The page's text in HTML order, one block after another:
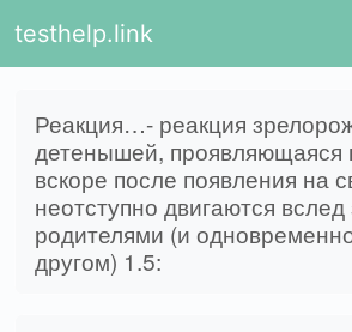
testhelp.link
Реакция…- реакция
детенышей, проявляющаяся
вскоре после появления на
неотступно двигаются вслед
родителями (и
другом) 1.5: